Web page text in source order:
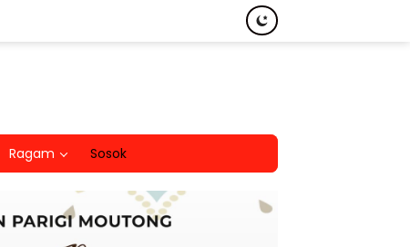
Ragam Sosok